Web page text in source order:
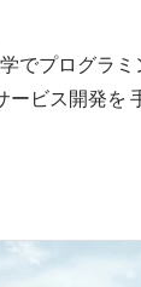
でプログラ
ビス開発を